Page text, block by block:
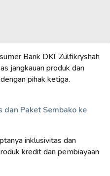
Bank DKI, Zulfikryshah
jangkauan produk dan
pihak ketiga.
dan Paket Sembako ke
inklusivitas dan
kredit dan pembiayaan